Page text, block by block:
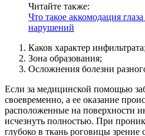
Читайте также:
Что такое аккомодация
нарушений
Каков характер инфильтрата;
Зона образования;
Осложнения болезни
Если за медицинской помощью
своевременно, а ее оказание
расположенные на поверхности
исчезнуть полностью. При
глубоко в ткань роговицы зрение